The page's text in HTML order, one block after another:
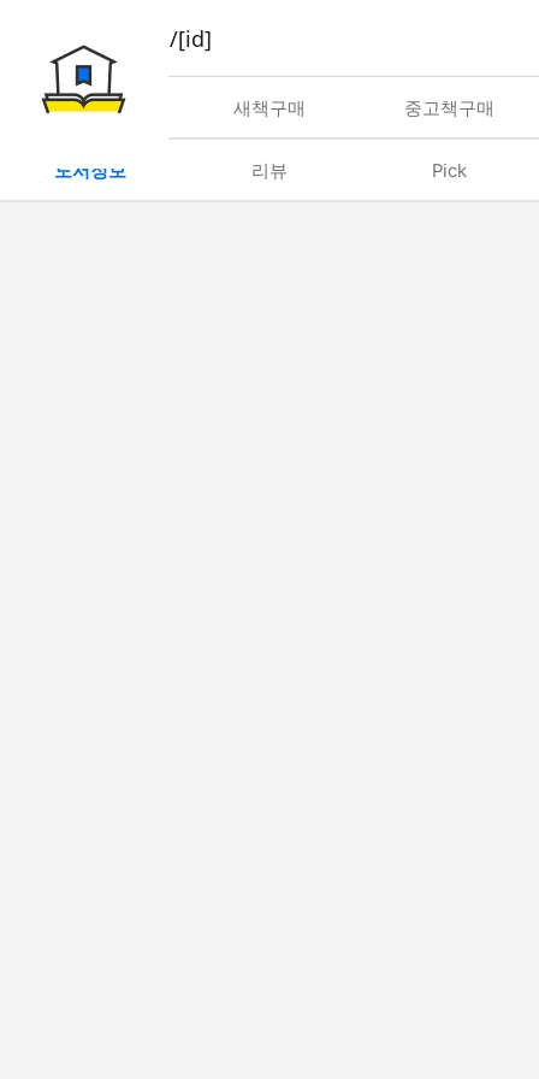
book/rent/[id]
대여 새책구매 중고책구매
도서정보 리뷰 Pick